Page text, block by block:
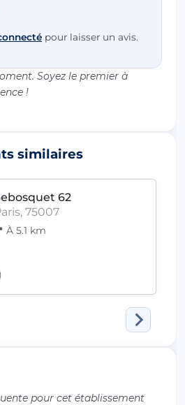
pour laisser un avis.
Soyez le premier à
!
similaires
62
75007
À 5.1 km
pour cet établissement